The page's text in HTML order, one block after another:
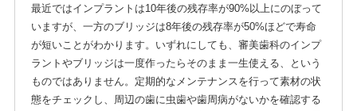
最近ではインプラントは10年後の残存率が90%以上にのぼって
いますが、一方のブリッジは8年後の残存率が50%ほどで寿命
が短いことがわかります。いずれにしても、審美歯科のインプ
ラントやブリッジは一度作ったらそのまま一生使える、という
ものではありません。定期的なメンテナンスを行って素材の状
態をチェックし、周辺の歯に虫歯や歯周病がないかを確認する